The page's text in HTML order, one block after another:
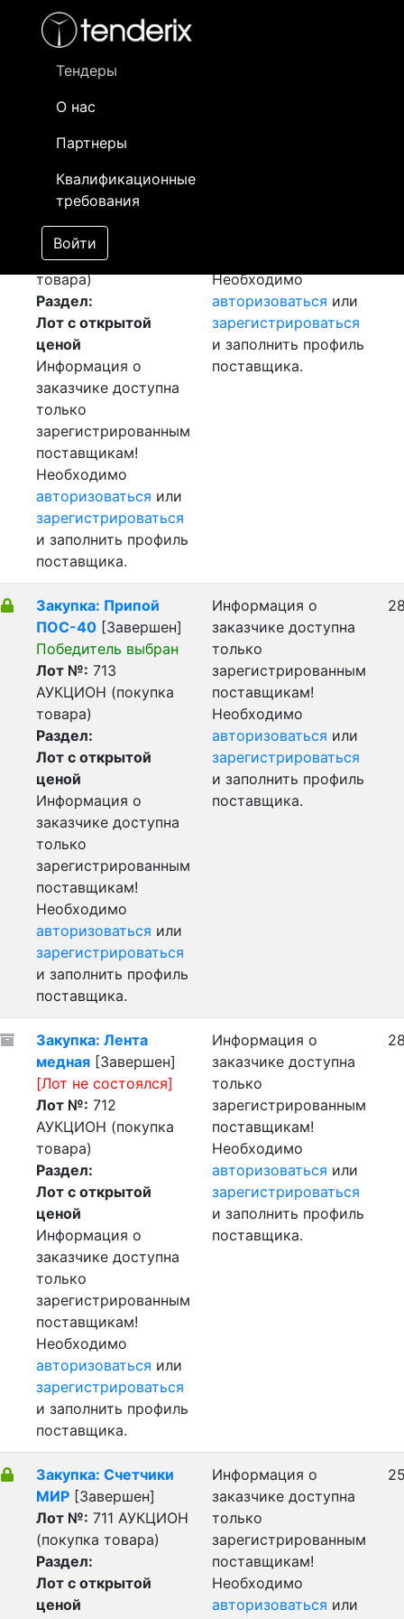
Тендеры
О нас
Партнеры
Квалификационные
требования
Войти
- активный лот
- сохраненный лот (не опубликован)
Закупка: Кабель ВВГ
[Завершен]
Победитель выбран
Лот №:714
АУКЦИОН (покупка
товара)
Раздел:
Лот с открытой
ценой
Информация о
заказчике доступна
только
зарегистрированным
поставщикам!
Необходимо
авторизоваться или
зарегистрироваться
и заполнить профиль
поставщика.
Необходимо
авторизоваться или
зарегистрироваться
и заполнить профиль
поставщика.
Закупка: Припой
ПОС-40 [Завершен]
Победитель выбран
Лот №: 713
АУКЦИОН (покупка
товара)
Раздел:
Лот с открытой
ценой
Информация о
заказчике доступна
только
зарегистрированным
поставщикам!
Необходимо
авторизоваться или
зарегистрироваться
и заполнить профиль
поставщика.
Информация о
заказчике доступна
только
зарегистрированным
поставщикам!
Необходимо
авторизоваться или
зарегистрироваться
и заполнить профиль
поставщика.
Закупка: Лента
медная [Завершен]
[Лот не состоялся]
Лот №: 712
АУКЦИОН (покупка
товара)
Раздел:
Лот с открытой
ценой
Информация о
заказчике доступна
только
зарегистрированным
поставщикам!
Необходимо
авторизоваться или
зарегистрироваться
и заполнить профиль
поставщика.
Информация о
заказчике доступна
только
зарегистрированным
поставщикам!
Необходимо
авторизоваться или
зарегистрироваться
и заполнить профиль
поставщика.
Закупка: Счетчики
МИР [Завершен]
Лот №: 711 АУКЦИОН
(покупка товара)
Раздел:
Лот с открытой
ценой
Информация о
заказчике доступна
только
зарегистрированным
поставщикам!
Необходимо
авторизоваться или